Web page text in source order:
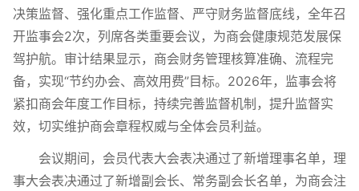
决策监督、强化重点工作监督、严守财务监督底线，全年召
开监事会2次，列席各类重要会议，为商会健康规范发展保
驾护航。审计结果显示，商会财务管理核算准确、流程完
备，实现“节约办会、高效用费”目标。2026年，监事会将
紧扣商会年度工作目标，持续完善监督机制，提升监督实
效，切实维护商会章程权威与全体会员利益。
会议期间，会员代表大会表决通过了新增理事名单，理
事大会表决通过了新增副会长、常务副会长名单，为商会注